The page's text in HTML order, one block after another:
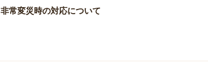
非常変災時の対応について